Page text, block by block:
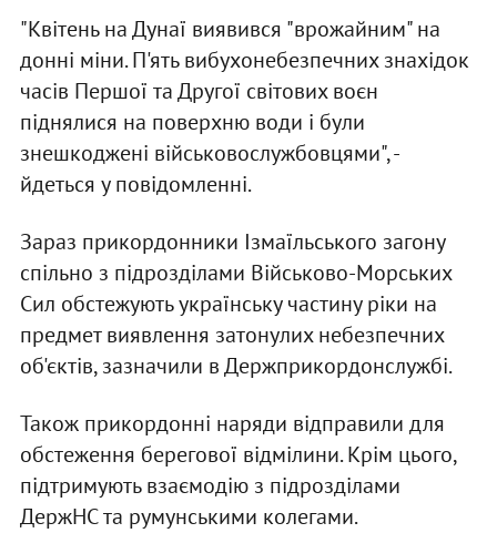
"Квітень на Дунаї виявився "врожайним" на
донні міни. П'ять вибухонебезпечних знахідок
часів Першої та Другої світових воєн
піднялися на поверхню води і були
знешкоджені військовослужбовцями", -
йдеться у повідомленні.
Зараз прикордонники Ізмаїльського загону
спільно з підрозділами Військово-Морських
Сил обстежують українську частину ріки на
предмет виявлення затонулих небезпечних
об'єктів, зазначили в Держприкордонслужбі.
Також прикордонні наряди відправили для
обстеження берегової відмілини. Крім цього,
підтримують взаємодію з підрозділами
ДержНС та румунськими колегами.